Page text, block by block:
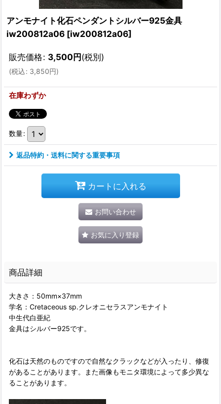
アンモナイト化石ペンダントシルバー925金具
iw200812a06 [iw200812a06]
販売価格: 3,500円(税別)
(税込: 3,850円)
在庫わずか
数量:
返品特約・送料に関する重要事項
カートに入れる
お問い合わせ
お気に入り登録
商品詳細
大きさ：50mm×37mm
学名：Cretaceous sp.クレオニセラスアンモナイト
中生代白亜紀
金具はシルバー925です。
化石は天然のものですので自然なクラックなどが入ったり、修復
があることがあります。また画像もモニタ環境によって多少異な
ることがあります。